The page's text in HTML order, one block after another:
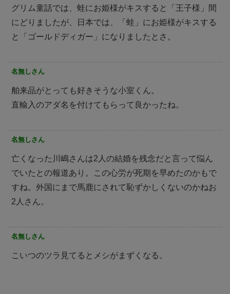
グリム童話では、蛙にお姫様がキスすると「王子様」間
にどりましたが、日本では、「蛙」にお姫様がキスする
と「ゴールドディガー」になりましたとさ。
名無しさん
舶来品がとっても好きそうな小室くん。
直輸入のアダ名を付けてもらって良かったね。
名無しさん
亡くなった川嶋さんは2人の結婚を残念だと言って悩ん
でいたとの報道あり。この心労が死期を早めたのかもで
すね。外国にまで馬鹿にされて恥ずかしくないのかねお
2人さん。
名無しさん
こいつのツラ見てるとメシがまずくなる。